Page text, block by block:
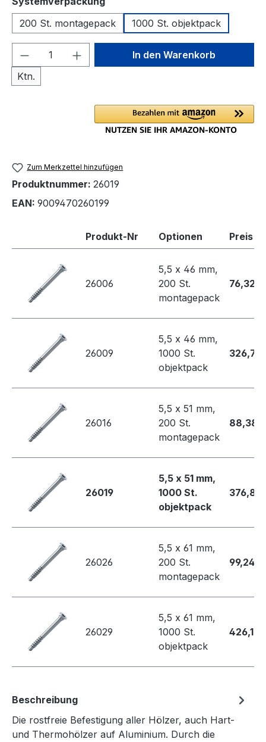
200 St. montagepack
1000 St. objektpack
Produkt Anzahl: Gib den
Ktn.
In den Warenkorb
Zum Merkzettel hinzufügen
Produktnummer: 26019
EAN: 9009470260199
Produkt-Nr Optionen Preis
26006
5,5 x 46 mm,
200 St.
montagepack
76,32 €
26009
5,5 x 46 mm,
1000 St.
objektpack
326,70
26016
5,5 x 51 mm,
200 St.
montagepack
88,38 €
26019
5,5 x 51 mm,
1000 St.
objektpack
376,86
26026
5,5 x 61 mm,
200 St.
montagepack
99,24 €
26029
5,5 x 61 mm,
1000 St.
objektpack
426,12
Beschreibung
Die rostfreie Befestigung aller Hölzer, auch Hart-
und Thermohölzer auf Aluminium. Durch die